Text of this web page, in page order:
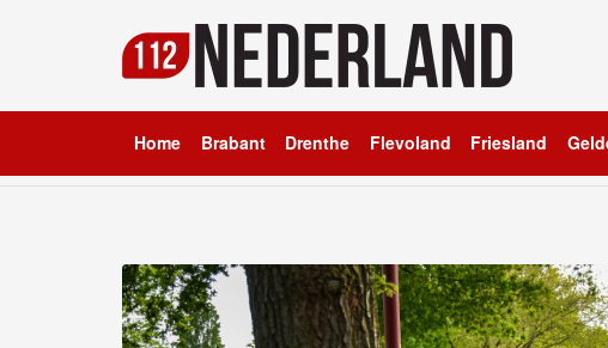
Home Brabant Drenthe Flevoland Friesland